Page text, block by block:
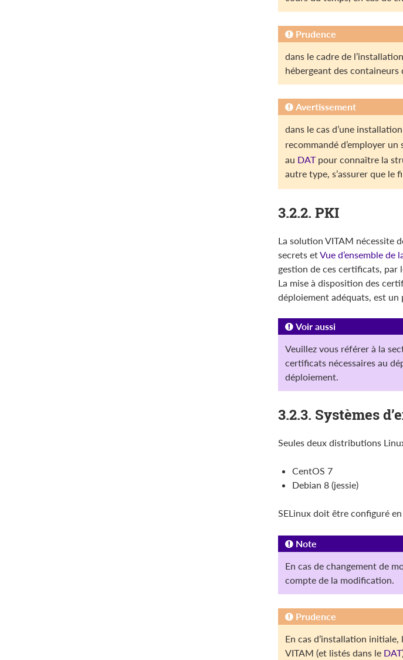
Prudence
dans le cadre de
hébergeant des containeurs
Avertissement
dans le cas d’une
recommandé d’employer
au DATpour connaître la
autre type, s’assurer que le
3.2.2. PKI
La solution VITAM nécessite
secrets etVue d’ensemble de
gestion de ces certificats, par
La mise à disposition des
déploiement adéquats, est
Voir aussi
Veuillez vous référer à la
certificats nécessaires au
déploiement.
3.2.3. Systèmes
Seules deux distributions
CentOS 7
Debian 8 (jessie)
SELinux doit être configuré
Note
En cas de changement de
compte de la modification.
Prudence
En cas d’installation
VITAM (et listés dans le DAT